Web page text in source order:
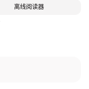
离线阅读器